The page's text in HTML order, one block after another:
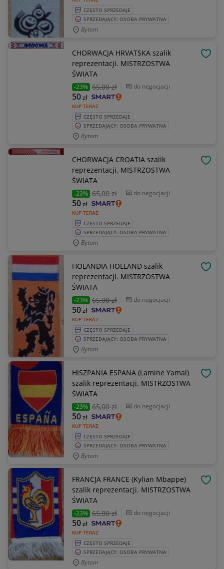
CZĘSTO SPRZEDAJE
SPRZEDAJĄCY: OSOBA PRYWATNA
Bytom
CHORWACJA HRVATSKA szalik
reprezentacji. MISTRZOSTWA
ŚWIATA
-23% 65,00 zł do negocjacji
KUP TERAZ
50zł
CZĘSTO SPRZEDAJE
SPRZEDAJĄCY: OSOBA PRYWATNA
Bytom
CHORWACJA CROATIA szalik
reprezentacji. MISTRZOSTWA
ŚWIATA
-23% 65,00 zł do negocjacji
KUP TERAZ
50zł
CZĘSTO SPRZEDAJE
SPRZEDAJĄCY: OSOBA PRYWATNA
Bytom
HOLANDIA HOLLAND szalik
reprezentacji. MISTRZOSTWA
ŚWIATA
-23% 65,00 zł do negocjacji
KUP TERAZ
50zł
CZĘSTO SPRZEDAJE
SPRZEDAJĄCY: OSOBA PRYWATNA
Bytom
HISZPANIA ESPANA (Lamine Yamal)
szalik reprezentacji. MISTRZOSTWA
ŚWIATA
-23% 65,00 zł do negocjacji
KUP TERAZ
50zł
CZĘSTO SPRZEDAJE
SPRZEDAJĄCY: OSOBA PRYWATNA
Bytom
FRANCJA FRANCE (Kylian Mbappe)
szalik reprezentacji. MISTRZOSTWA
ŚWIATA
-23% 65,00 zł do negocjacji
KUP TERAZ
50zł
CZĘSTO SPRZEDAJE
SPRZEDAJĄCY: OSOBA PRYWATNA
Bytom